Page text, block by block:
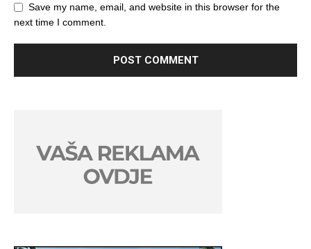
Save my name, email, and website in this browser for the
next time I comment.